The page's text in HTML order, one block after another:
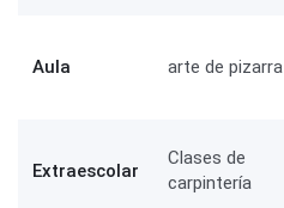
Aula arte de pizarra
Extraescolar
Clases de
carpintería